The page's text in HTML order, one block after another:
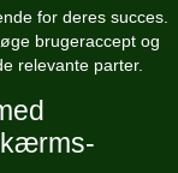
for deres succes.
brugeraccept og
relevante parter.